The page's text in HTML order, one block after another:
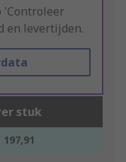
'Controleer
en levertijden.
stuk
197,91